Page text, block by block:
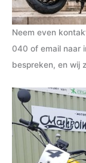
Neem even
040 of email naar
bespreken, en wij